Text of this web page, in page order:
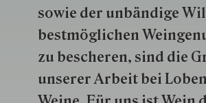
so­wie der un­bän­dige
best­mög­lich­en
zu besche­ren, sind die
unserer Arbeit bei